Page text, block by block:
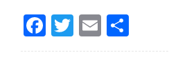
Fa
ce
T
wi
E
m h